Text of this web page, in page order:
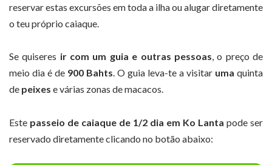
reservar estas excursões em toda a ilha ou alugar diretamente
o teu próprio caiaque.
Se quiseres ir com um guia e outras pessoas, o preço de
meio dia é de 900 Bahts. O guia leva-te a visitar uma quinta
de peixes e várias zonas de macacos.
Este passeio de caiaque de 1/2 dia em Ko Lanta pode ser
reservado diretamente clicando no botão abaixo: